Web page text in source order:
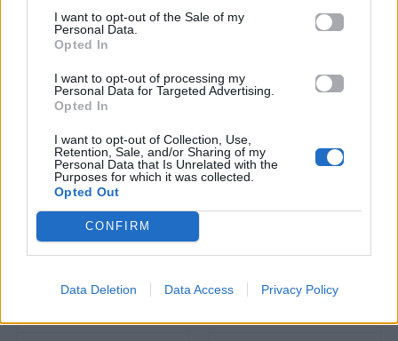
I want to opt-out of the Sale of my
Personal Data.
Opted In
I want to opt-out of processing my
Personal Data for Targeted Advertising.
Opted In
I want to opt-out of Collection, Use,
Retention, Sale, and/or Sharing of my
Personal Data that Is Unrelated with the
Purposes for which it was collected.
Opted Out
CONFIRM
Data Deletion Data Access Privacy Policy
25.06.2026
AKTOR4TheFuture
EUROVISION
ΕΡΤ: Εντυπωσιακή
Οδηγός ασφαλούς